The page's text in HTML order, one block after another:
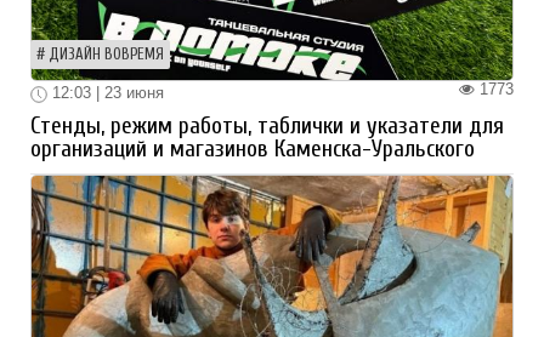
ДИЗАЙН ВОВРЕМЯ
1773
12:03 | 23 июня
Стенды, режим работы, таблички и указатели для
организаций и магазинов Каменска-Уральского